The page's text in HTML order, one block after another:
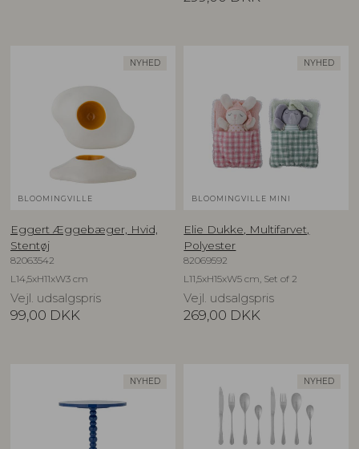
NYHED
BLOOMINGVILLE
Eggert Æggebæger, Hvid,
Stentøj
82063542
L14,5xH11xW3 cm
Vejl. udsalgspris
99,00 DKK
NYHED
BLOOMINGVILLE MINI
Elie Dukke, Multifarvet,
Polyester
82069592
L11,5xH15xW5 cm, Set of 2
Vejl. udsalgspris
269,00 DKK
NYHED NYHED